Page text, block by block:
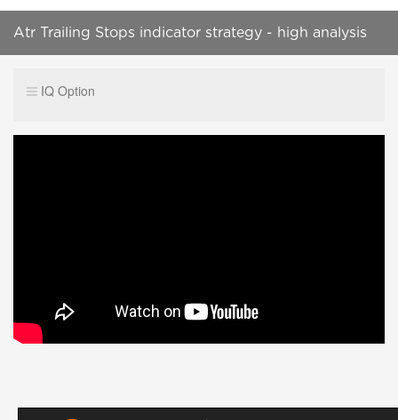
Atr Trailing Stops indicator strategy - high analysis
IQ Option